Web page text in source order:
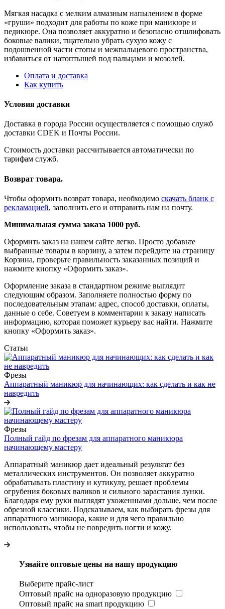
Мягкая насадка с мелким алмазным напылением в форме
«груши» подходит для работы по коже при маникюре и
педикюре. Она позволяет аккуратно и безопасно отшлифовать
боковые валики, тщательно убрать сухую кожу с
подошвенной части стопы и межпальцевого пространства,
избавиться от натоптышей под пальцами и мозолей.
Оплата и доставка
Как купить
Условия доставки
Доставка в города России осуществляется с помощью служб
доставки CDEK и Почты России.
Стоимость доставки рассчитывается автоматически по
тарифам служб.
Возврат товара.
Чтобы оформить возврат товара, необходимо скачать бланк с
рекламацией, заполнить его и отправить нам на почту.
Минимальная сумма заказа 1000 руб.
Оформить заказ на нашем сайте легко. Просто добавьте
выбранные товары в корзину, а затем перейдите на страницу
Корзина, проверьте правильность заказанных позиций и
нажмите кнопку «Оформить заказ».
Оформление заказа в стандартном режиме выглядит
следующим образом. Заполняете полностью форму по
последовательным этапам: адрес, способ доставки, оплаты,
данные о себе. Советуем в комментарии к заказу написать
информацию, которая поможет курьеру вас найти. Нажмите
кнопку «Оформить заказ».
Статьи
Фрезы
Аппаратный маникюр для начинающих: как сделать и как не
навредить
Фрезы
Полный гайд по фрезам для аппаратного маникюра
начинающему мастеру
Аппаратный маникюр дает идеальный результат без
металлических инструментов. Он позволяет аккуратно
обрабатывать пластину и кутикулу, решает проблемы
огрубения боковых валиков и сильного зарастания лунки.
Благодаря ему руки выглядят ухоженными дольше, чем после
обрезной классики. Подсказываем, как выбирать фрезы для
аппаратного маникюра, какие и для чего правильно
использовать, чтобы не повредить ногти и кожу.
Узнайте оптовые цены на нашу продукцию
Выберите прайс-лист
Оптовый прайс на одноразовую продукцию
Оптовый прайс на smart продукцию